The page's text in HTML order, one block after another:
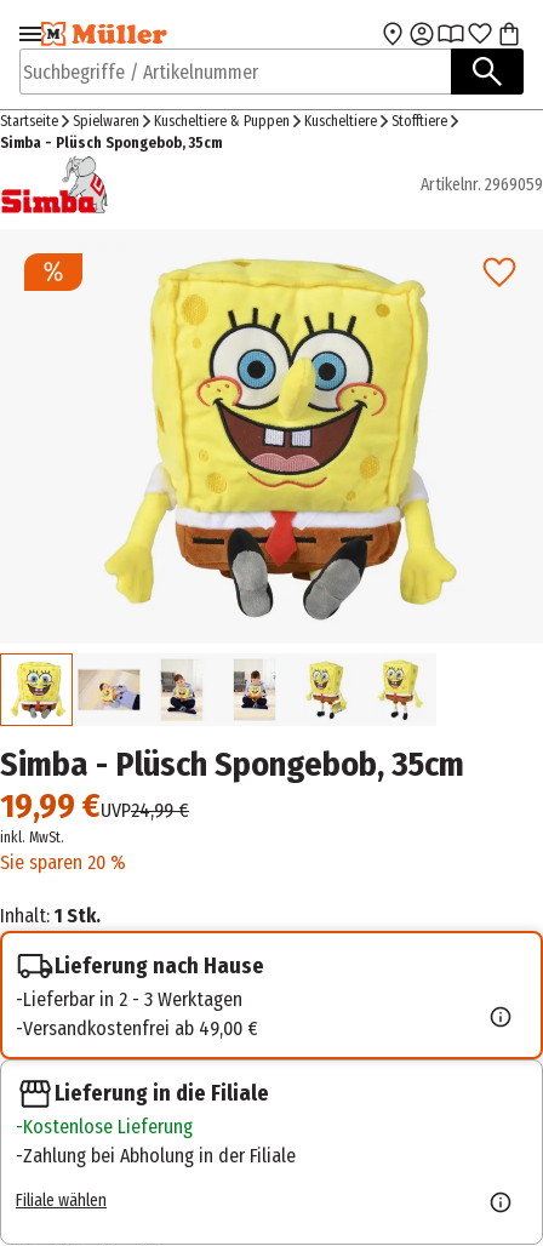
Zur Navigation
springen
Zum Hauptinhalt
Suchbegriffe / Artikelnummer
Startseite Spielwaren Kuscheltiere & Puppen Kuscheltiere
Stofftiere
Simba - Plüsch Spongebob, 35cm
Artikelnr. 2969059
Simba - Plüsch Spongebob, 35cm
19,99 €UVP24,99 €
inkl. MwSt.
Sie sparen 20 %
Inhalt: 1 Stk.
Lieferung nach Hause
Lieferbar in 2 - 3 Werktagen
Versandkostenfrei ab 49,00 €
Lieferung in die Filiale
Kostenlose Lieferung
Zahlung bei Abholung in der Filiale
Filiale wählen